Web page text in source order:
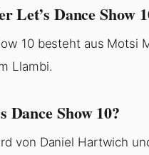
Let’s Dance Show
10 besteht aus Motsi
Llambi.
Dance Show 10?
von Daniel Hartwich